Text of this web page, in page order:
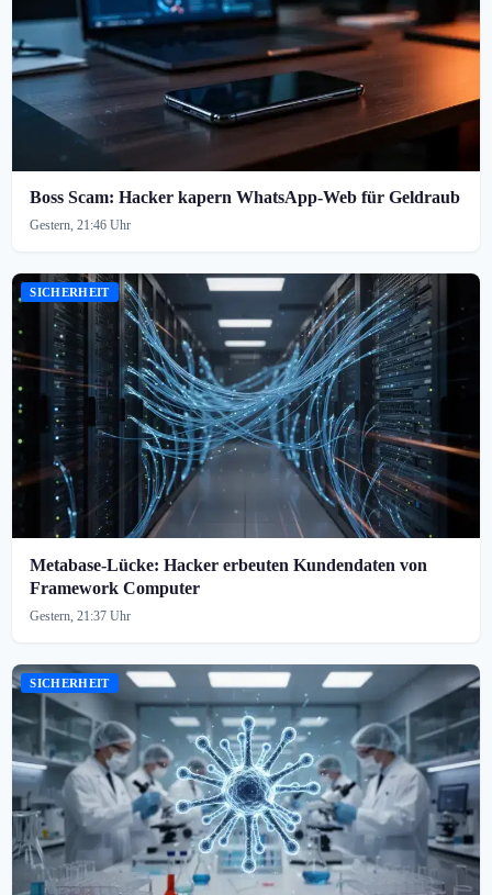
Boss Scam: Hacker kapern WhatsApp-Web für Geldraub
Gestern, 21:46 Uhr
SICHERHEIT
Metabase-Lücke: Hacker erbeuten Kundendaten von
Framework Computer
Gestern, 21:37 Uhr
SICHERHEIT